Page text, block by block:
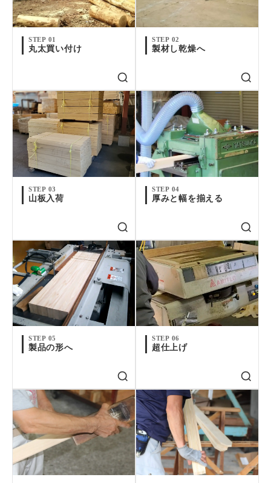
STEP 01
丸太買い付け
STEP 02
製材し乾燥へ
STEP 03
山板入荷
STEP 04
厚みと幅を揃える
STEP 05
製品の形へ
STEP 06
超仕上げ